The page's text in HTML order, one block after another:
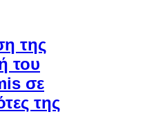
της
του
σε
της